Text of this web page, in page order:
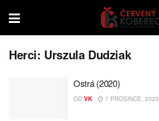
Herci: Urszula Dudziak
Ostrá (2020)
OD VK 7 PROSINCE, 2020